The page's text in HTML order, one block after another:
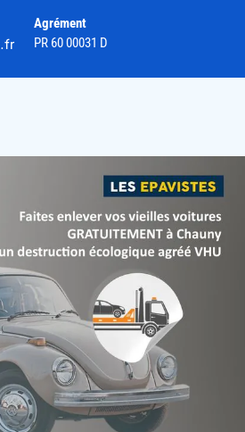
Agrément
PR 60 00031 D